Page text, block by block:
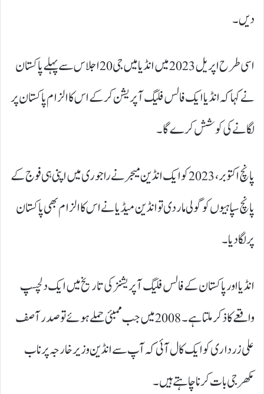
دیں۔
اسی طرح اپریل 2023 میں انڈیا میں جی 20 اجلاس سے پہلے پاکستان
نے کہا کہ انڈیا ایک فالس فلیگ آپریشن کر کے اس کا الزام پاکستان پر
لگانےکی کوشش کرے گا۔
پانچ اکتوبر، 2023 کو ایک انڈین میجر نے راجوری میں اپنی ہی فوج کے
پانچ سپاہیوں کو گولی مار دی تو انڈین میڈیا نے اس کا الزام بھی پاکستان
پر لگا دیا۔
انڈیا اور پاکستان کے فالس فلیگ آپریشنز کی تاریخ میں ایک دلچسپ
واقعے کا ذکر ملتا ہے۔ 2008 میں جب ممبئی حملے ہوئے تو صدر آصف
علی زرداری کو ایک کال آئی کہ آپ سے انڈین وزیر خارجہ پرناب
مکھر جی بات کرنا چاہتے ہیں۔